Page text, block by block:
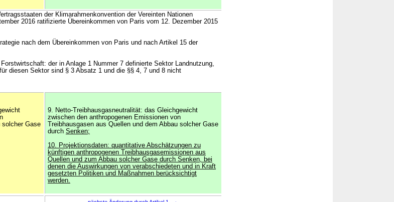
der Klimarahmenkonvention der Vereinten Nationen
2016 ratifizierte Übereinkommen von Paris vom 12. Dezember 2015
nach dem Übereinkommen von Paris und nach Artikel 15 der
der in Anlage 1 Nummer 7 definierte Sektor Landnutzung,
diesen Sektor sind § 3 Absatz 1 und die §§ 4, 7 und 8 nicht
solcher Gase
9. Netto-Treibhausgasneutralität: das Gleichgewicht
zwischen den anthropogenen Emissionen von
Treibhausgasen aus Quellen und dem Abbau solcher Gase
durch Senken;
10. Projektionsdaten: quantitative Abschätzungen zu
künftigen anthropogenen Treibhausgasemissionen aus
Quellen und zum Abbau solcher Gase durch Senken, bei
denen die Auswirkungen von verabschiedeten und in Kraft
gesetzten Politiken und Maßnahmen berücksichtigt
werden.